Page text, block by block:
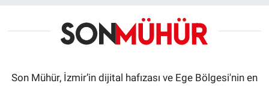
Son Mühür, İzmir’in dijital hafızası ve Ege Bölgesi'nin en